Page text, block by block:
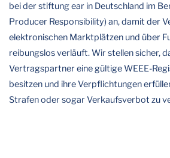
bei der stiftung ear in Deutschland im
Producer Responsibility) an, damit der
elektronischen Marktplätzen und über
reibungslos verläuft. Wir stellen sicher,
Vertragspartner eine gültige WEEE-
besitzen und ihre Verpflichtungen
Strafen oder sogar Verkaufsverbot zu